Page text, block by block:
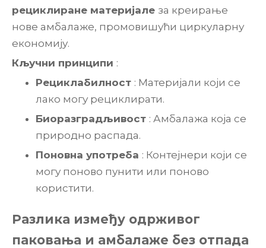
рециклиране материјале за креирање
нове амбалаже, промовишући циркуларну
економију.
Кључни принципи :
Рециклабилност : Материјали који се
лако могу рециклирати.
Биоразградљивост : Амбалажа која се
природно распада.
Поновна употреба : Контејнери који се
могу поново пунити или поново
користити.
Разлика између одрживог
паковања и амбалаже без отпада